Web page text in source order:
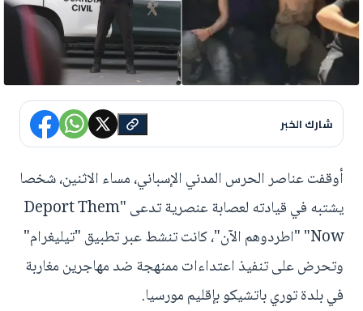
شارك الخبر
أوقفت عناصر الحرس المدني الإسباني، مساء الاثنين، شخصا
يشتبه في قيادته لعصابة عنصرية تدعى "Deport Them
Now" "اطردوهم الآن"، كانت تنشط عبر تطبيق "تيليغرام"
وتحرض على تنفيذ اعتداءات ممنهجة ضد مهاجرين مغاربة
في بلدة توري باتشيكو بإقليم مورسيا.